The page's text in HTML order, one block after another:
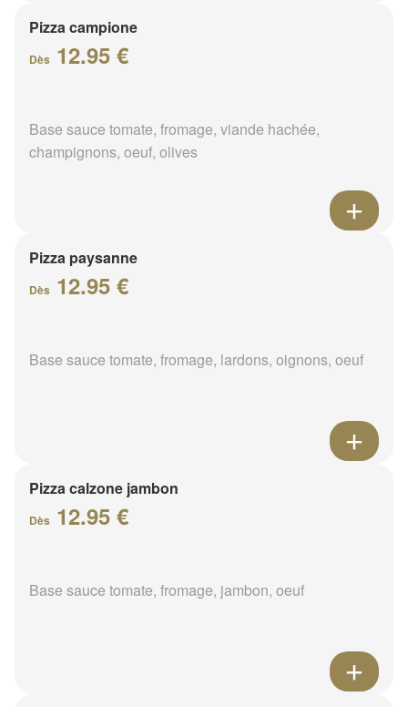
Pizza campione
Dès 12.95 €
Base sauce tomate, fromage, viande hachée,
champignons, oeuf, olives
Pizza paysanne
Dès 12.95 €
Base sauce tomate, fromage, lardons, oignons, oeuf
Pizza calzone jambon
Dès 12.95 €
Base sauce tomate, fromage, jambon, oeuf